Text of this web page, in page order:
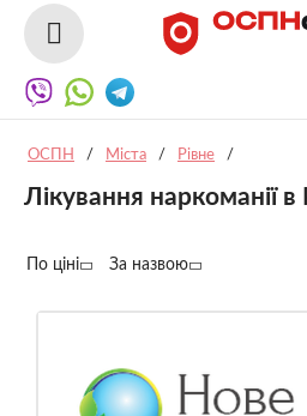
ОСПН / Міста / Рівне /
Лікування наркоманії
По ціні За назвою